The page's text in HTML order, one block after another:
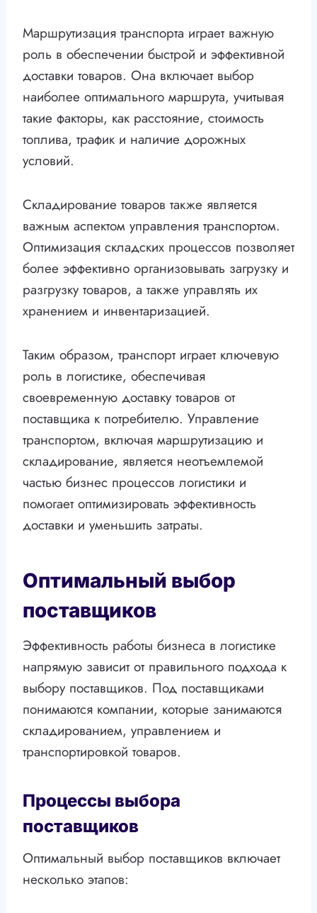
Маршрутизация транспорта играет важную
роль в обеспечении быстрой и эффективной
доставки товаров. Она включает выбор
наиболее оптимального маршрута, учитывая
такие факторы, как расстояние, стоимость
топлива, трафик и наличие дорожных
условий.
Складирование товаров также является
важным аспектом управления транспортом.
Оптимизация складских процессов позволяет
более эффективно организовывать загрузку и
разгрузку товаров, а также управлять их
хранением и инвентаризацией.
Таким образом, транспорт играет ключевую
роль в логистике, обеспечивая
своевременную доставку товаров от
поставщика к потребителю. Управление
транспортом, включая маршрутизацию и
складирование, является неотъемлемой
частью бизнес процессов логистики и
помогает оптимизировать эффективность
доставки и уменьшить затраты.
Оптимальный выбор
поставщиков
Эффективность работы бизнеса в логистике
напрямую зависит от правильного подхода к
выбору поставщиков. Под поставщиками
понимаются компании, которые занимаются
складированием, управлением и
транспортировкой товаров.
Процессы выбора
поставщиков
Оптимальный выбор поставщиков включает
несколько этапов: